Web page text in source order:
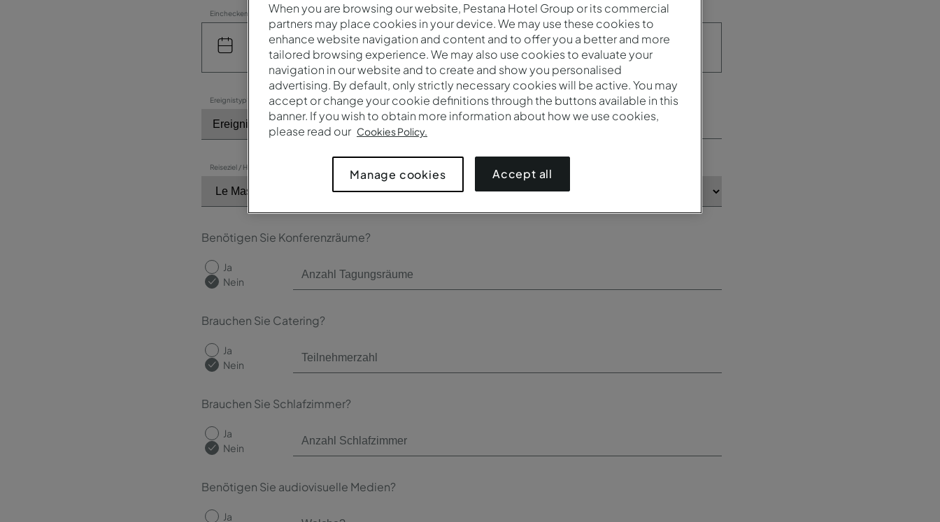
Einchecken* Kasse*
Ereignistyp* Teilnehmerzahl*
Reiseziel / Hotel*
Benötigen Sie Konferenzräume?
Ja
Nein
Brauchen Sie Catering?
Ja
Nein
Brauchen Sie Schlafzimmer?
Ja
Nein
Benötigen Sie audiovisuelle Medien?
Ja
When you are browsing our website, Pestana Hotel Group or its commercial
partners may place cookies in your device. We may use these cookies to
enhance website navigation and content and to offer you a better and more
tailored browsing experience. We may also use cookies to evaluate your
navigation in our website and to create and show you personalised
advertising. By default, only strictly necessary cookies will be active. You may
accept or change your cookie definitions through the buttons available in this
banner. If you wish to obtain more information about how we use cookies,
please read our Cookies Policy.
Manage cookies Accept all